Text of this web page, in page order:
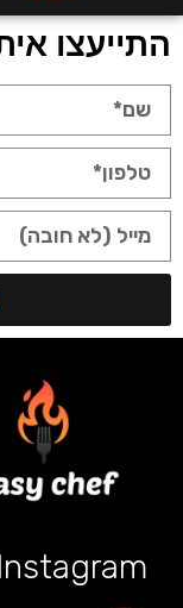
התייעצו
Instagram